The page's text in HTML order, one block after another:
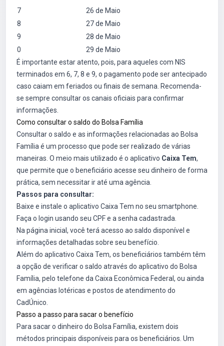
7
26 de Maio
8
27 de Maio
9
28 de Maio
0
29 de Maio
É importante estar atento, pois, para aqueles com NIS
terminados em 6, 7, 8 e 9, o pagamento pode ser antecipado
caso caiam em feriados ou finais de semana. Recomenda-
se sempre consultar os canais oficiais para confirmar
informações.
Como consultar o saldo do Bolsa Família
Consultar o saldo e as informações relacionadas ao Bolsa
Família é um processo que pode ser realizado de várias
maneiras. O meio mais utilizado é o aplicativo Caixa Tem,
que permite que o beneficiário acesse seu dinheiro de forma
prática, sem necessitar ir até uma agência.
Passos para consultar:
Baixe e instale o aplicativo Caixa Tem no seu smartphone.
Faça o login usando seu CPF e a senha cadastrada.
Na página inicial, você terá acesso ao saldo disponível e
informações detalhadas sobre seu benefício.
Além do aplicativo Caixa Tem, os beneficiários também têm
a opção de verificar o saldo através do aplicativo do Bolsa
Família, pelo telefone da Caixa Econômica Federal, ou ainda
em agências lotéricas e postos de atendimento do
CadÚnico.
Passo a passo para sacar o benefício
Para sacar o dinheiro do Bolsa Família, existem dois
métodos principais disponíveis para os beneficiários. Um